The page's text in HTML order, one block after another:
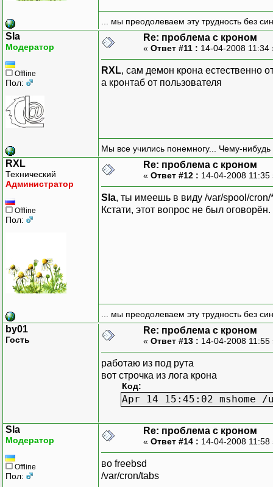
... мы преодолеваем эту трудность без
Sla
Модератор
Offline
Пол:
Re: проблема с кроном
« Ответ #11 : 14-04-2008
RXL, сам демон крона естественно
а кронтаб от пользователя
Мы все учились понемногу... Чему-нибудь
RXL
Технический
Администратор
Offline
Пол:
Re: проблема с кроном
« Ответ #12 : 14-04-2008
Sla, ты имеешь в виду /var/spool/cron/
Кстати, этот вопрос не был
... мы преодолеваем эту трудность без
by01
Гость
Re: проблема с кроном
« Ответ #13 : 14-04-2008
работаю из под рута
вот строчка из лога крона
Код:
Apr 14 15:45:02
Sla
Модератор
Offline
Пол:
Re: проблема с кроном
« Ответ #14 : 14-04-2008
во freebsd
/var/cron/tabs